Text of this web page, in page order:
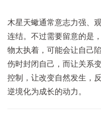
木星天蠍通常意志力强、
连结。不过需要留意的是
物太执着，可能会让自己
伤时封闭自己，而让关系
控制，让改变自然发生，
逆境化为成长的动力。